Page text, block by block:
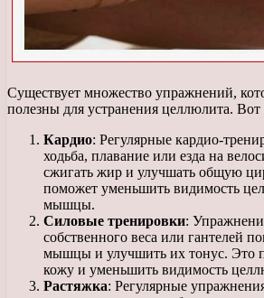
Существует множество упражнений,
полезны для устранения целлюлита. Вот
Кардио: Регулярные кардио-
ходьба, плавание или езда на
сжигать жир и улучшать общую
поможет уменьшить видимость
мышцы.
Силовые тренировки:
собственного веса или гантелей
мышцы и улучшить их тонус. Это
кожу и уменьшить видимость
Растяжка: Регулярные